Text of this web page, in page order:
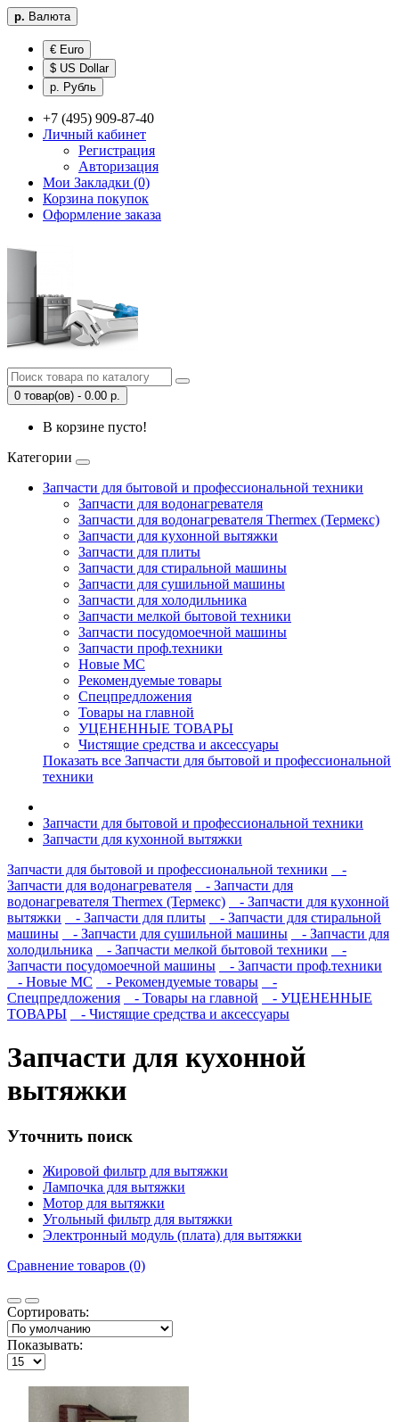
р. Валюта
€ Euro
$ US Dollar
р. Рубль
+7 (495) 909-87-40
Личный кабинет
Регистрация
Авторизация
Мои Закладки (0)
Корзина покупок
Оформление заказа
0 товар(ов) - 0.00 р.
В корзине пусто!
Категории
Запчасти для бытовой и профессиональной техники
Запчасти для водонагревателя
Запчасти для водонагревателя Thermex (Термекс)
Запчасти для кухонной вытяжки
Запчасти для плиты
Запчасти для стиральной машины
Запчасти для сушильной машины
Запчасти для холодильника
Запчасти мелкой бытовой техники
Запчасти посудомоечной машины
Запчасти проф.техники
Новые МС
Рекомендуемые товары
Спецпредложения
Товары на главной
УЦЕНЕННЫЕ ТОВАРЫ
Чистящие средства и аксессуары
Показать все Запчасти для бытовой и профессиональной
техники
Запчасти для бытовой и профессиональной техники
Запчасти для кухонной вытяжки
Запчасти для бытовой и профессиональной техники
-
Запчасти для водонагревателя
- Запчасти для
водонагревателя Thermex (Термекс)
- Запчасти для кухонной
вытяжки
- Запчасти для плиты
- Запчасти для стиральной
машины
- Запчасти для сушильной машины
- Запчасти для
холодильника
- Запчасти мелкой бытовой техники
-
Запчасти посудомоечной машины
- Запчасти проф.техники
- Новые МС
- Рекомендуемые товары
-
Спецпредложения
- Товары на главной
- УЦЕНЕННЫЕ
ТОВАРЫ
- Чистящие средства и аксессуары
Запчасти для кухонной
вытяжки
Уточнить поиск
Жировой фильтр для вытяжки
Лампочка для вытяжки
Мотор для вытяжки
Угольный фильтр для вытяжки
Электронный модуль (плата) для вытяжки
Сравнение товаров (0)
Сортировать:
Показывать: